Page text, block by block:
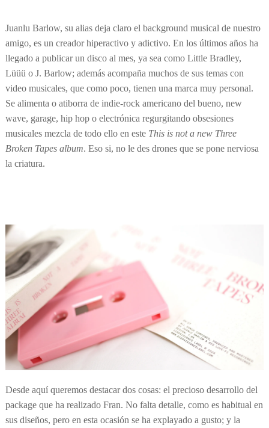
Juanlu Barlow, su alias deja claro el background musical de nuestro
amigo, es un creador hiperactivo y adictivo. En los últimos años ha
llegado a publicar un disco al mes, ya sea como Little Bradley,
Lüüü o J. Barlow; además acompaña muchos de sus temas con
video musicales, que como poco, tienen una marca muy personal.
Se alimenta o atiborra de indie-rock americano del bueno, new
wave, garage, hip hop o electrónica regurgitando obsesiones
musicales mezcla de todo ello en este This is not a new Three
Broken Tapes album. Eso si, no le des drones que se pone nerviosa
la criatura.
Desde aquí queremos destacar dos cosas: el precioso desarrollo del
package que ha realizado Fran. No falta detalle, como es habitual en
sus diseños, pero en esta ocasión se ha explayado a gusto; y la